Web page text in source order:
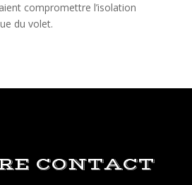
compromettre l’isolation
du volet.
CONTACT